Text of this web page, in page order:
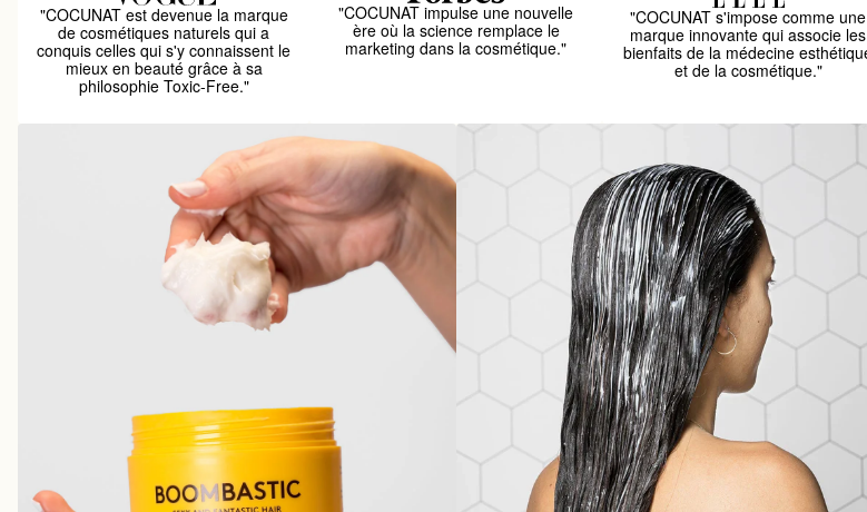
"COCUNAT est devenue la marque
de cosmétiques naturels qui a
conquis celles qui s'y connaissent le
mieux en beauté grâce à sa
philosophie Toxic-Free."
"COCUNAT impulse une nouvelle
ère où la science remplace le
marketing dans la cosmétique."
"COCUNAT s'impose comme une
marque innovante qui associe les
bienfaits de la médecine
et de la cosmétique."